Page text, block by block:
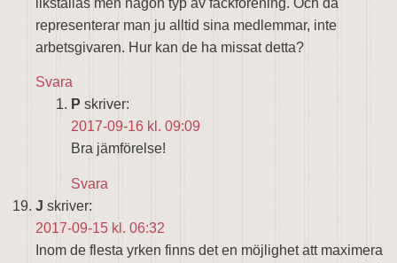
likställas men någon typ av fackförening. Och då
representerar man ju alltid sina medlemmar, inte
arbetsgivaren. Hur kan de ha missat detta?
Svara
P skriver:
2017-09-16 kl. 09:09
Bra jämförelse!
Svara
J skriver:
2017-09-15 kl. 06:32
Inom de flesta yrken finns det en möjlighet att maximera